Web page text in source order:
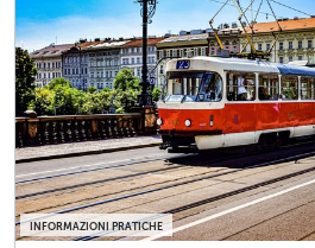
INFORMAZIONI PRATICHE